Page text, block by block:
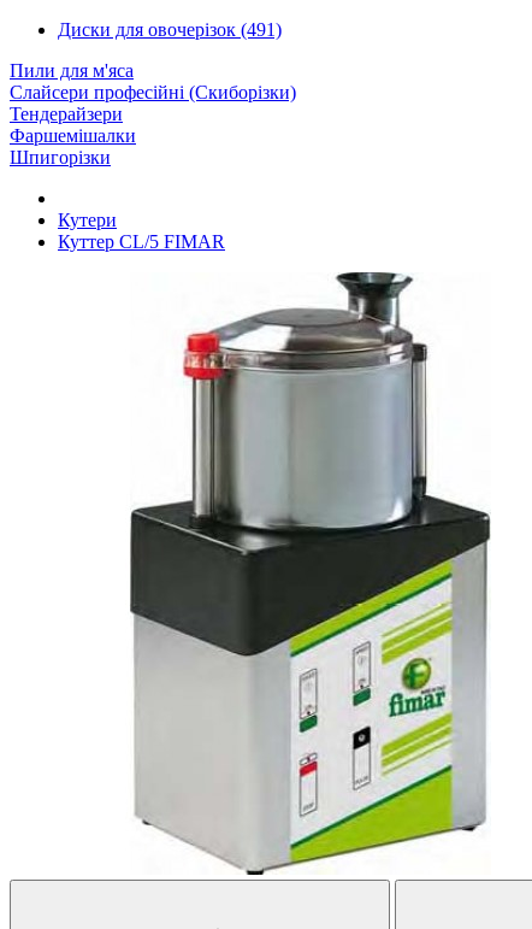
Диски для овочерізок (491)
Пили для м'яса
Слайсери професійні (Скиборізки)
Тендерайзери
Фаршемішалки
Шпигорізки
Кутери
Куттер CL/5 FIMAR